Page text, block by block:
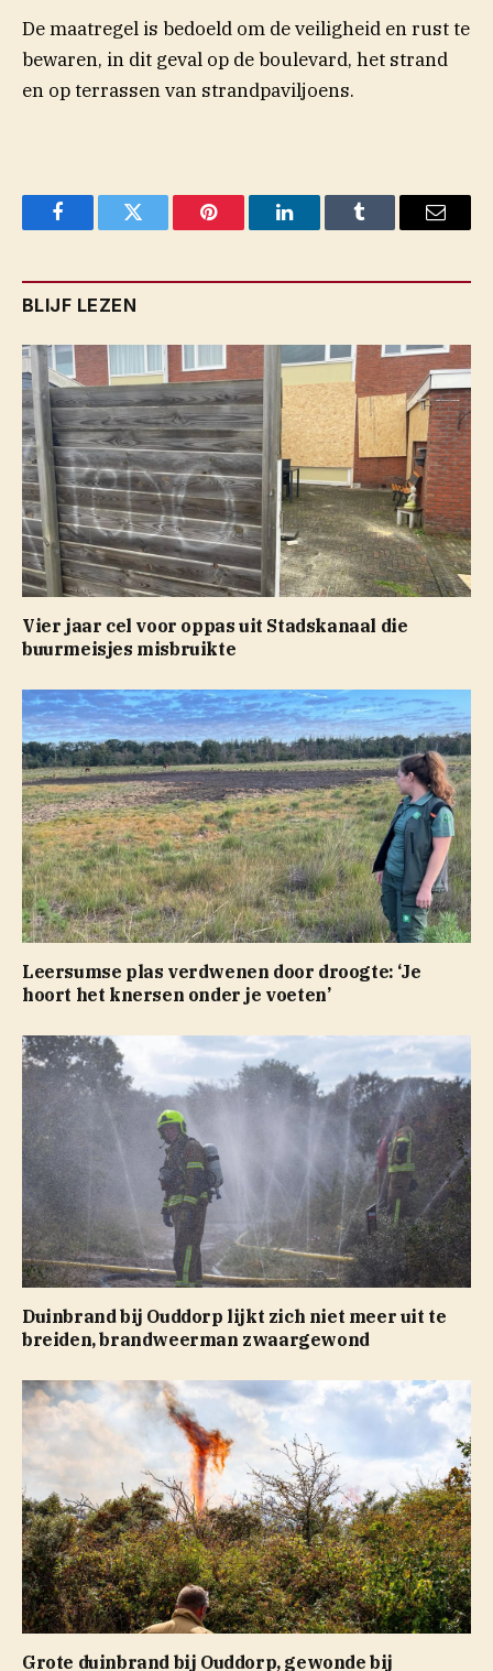
De maatregel is bedoeld om de veiligheid en rust te
bewaren, in dit geval op de boulevard, het strand
en op terrassen van strandpaviljoens.
FacebookTwitter Pinterest LinkedInTumblr Email
BLIJF LEZEN
Vier jaar cel voor oppas uit Stadskanaal die
buurmeisjes misbruikte
Leersumse plas verdwenen door droogte: ‘Je
hoort het knersen onder je voeten’
Duinbrand bij Ouddorp lijkt zich niet meer uit te
breiden, brandweerman zwaargewond
Grote duinbrand bij Ouddorp, gewonde bij